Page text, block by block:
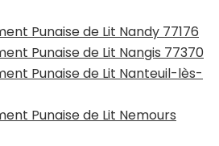
Punaise de Lit Nandy 77176
Punaise de Lit Nangis 77370
Punaise de Lit Nanteuil-lès-
Punaise de Lit Nemours